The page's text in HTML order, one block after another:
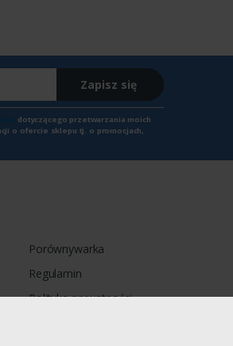
Zapisz się
dotyczącego przetwarzania moich
o ofercie sklepu tj. o promocjach,
Porównywarka
Regulamin
Polityka prywatności